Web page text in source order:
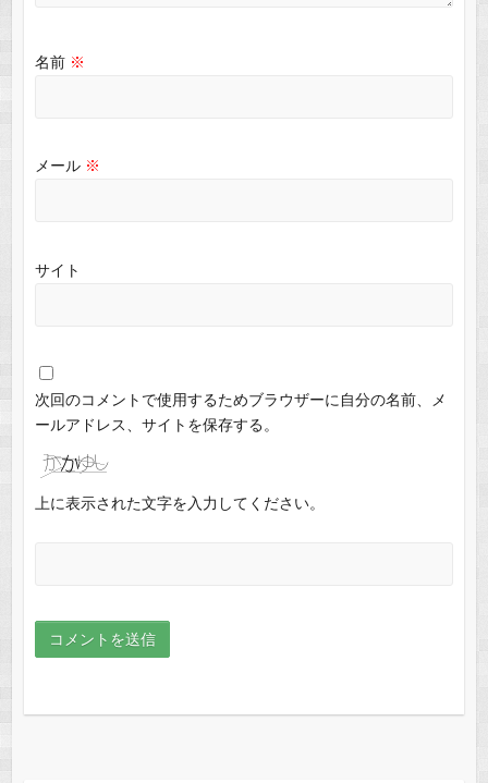
名前 ※
メール ※
サイト
次回のコメントで使用するためブラウザーに自分の名前、メ
ールアドレス、サイトを保存する。
上に表示された文字を入力してください。